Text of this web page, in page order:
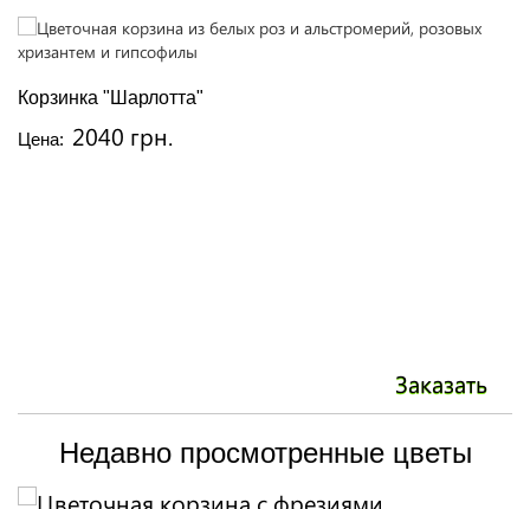
Корзинка "Шарлотта"
Цена: 2040 грн.
Заказать
Недавно просмотренные цветы